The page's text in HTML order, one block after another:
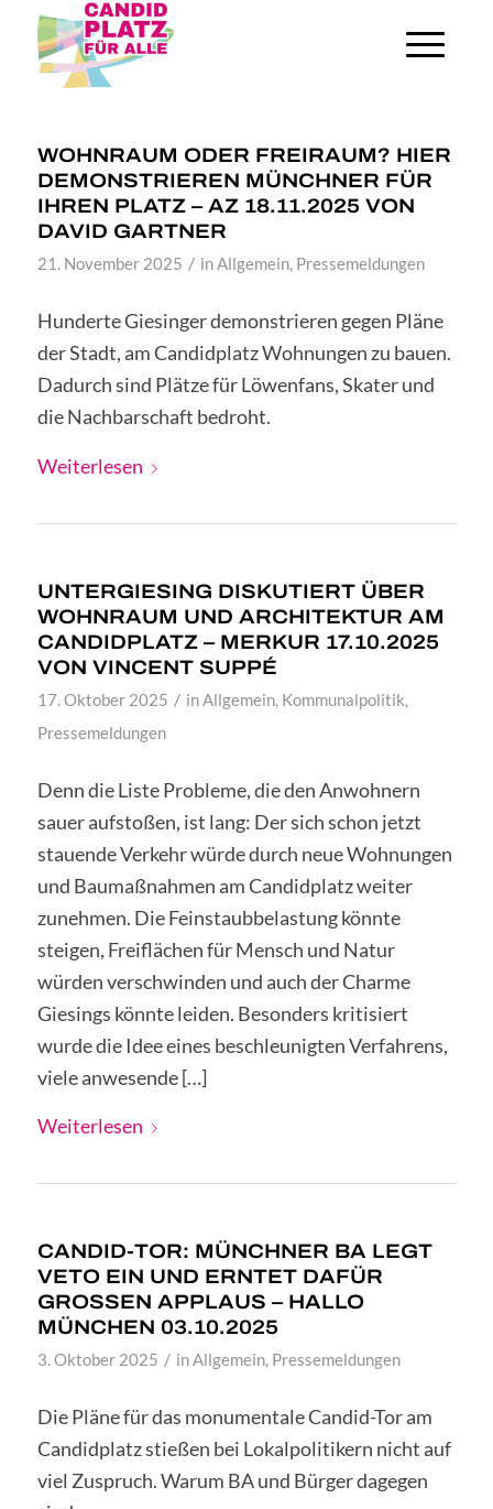
WOHNRAUM ODER FREIRAUM? HIER
DEMONSTRIEREN MÜNCHNER FÜR
IHREN PLATZ – AZ 18.11.2025 VON
DAVID GARTNER
21. November 2025 / inAllgemein, Pressemeldungen
Hunderte Giesinger demonstrieren gegen Pläne
der Stadt, am Candidplatz Wohnungen zu bauen.
Dadurch sind Plätze für Löwenfans, Skater und
die Nachbarschaft bedroht.
Weiterlesen
UNTERGIESING DISKUTIERT ÜBER
WOHNRAUM UND ARCHITEKTUR AM
CANDIDPLATZ – MERKUR 17.10.2025
VON VINCENT SUPPÉ
17. Oktober 2025 / inAllgemein, Kommunalpolitik,
Pressemeldungen
Denn die Liste Probleme, die den Anwohnern
sauer aufstoßen, ist lang: Der sich schon jetzt
stauende Verkehr würde durch neue Wohnungen
und Baumaßnahmen am Candidplatz weiter
zunehmen. Die Feinstaubbelastung könnte
steigen, Freiflächen für Mensch und Natur
würden verschwinden und auch der Charme
Giesings könnte leiden. Besonders kritisiert
wurde die Idee eines beschleunigten Verfahrens,
viele anwesende […]
Weiterlesen
CANDID-TOR: MÜNCHNER BA LEGT
VETO EIN UND ERNTET DAFÜR
GROSSEN APPLAUS – HALLO M
ÜNCHEN 03.10.2025
3. Oktober 2025 / inAllgemein, Pressemeldungen
Die Pläne für das monumentale Candid-Tor am
Candidplatz stießen bei Lokalpolitikern nicht auf
viel Zuspruch. Warum BA und Bürger dagegen